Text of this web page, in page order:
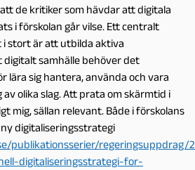
de kritiker som hävdar att digitala
i förskolan går vilse. Ett centralt
stort är att utbilda aktiva
digitalt samhälle behöver det
lära sig hantera, använda och vara
olika slag. Att prata om skärmtid i
mig, sällan relevant. Både i förskolans
digitaliseringsstrategi
publikationsserier/regeringsuppdrag/2
digitaliseringsstrategi-for-